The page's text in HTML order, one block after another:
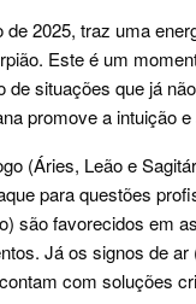
de 2025, traz uma
Este é um
de situações que já
promove a intuição
(Áries, Leão e
para questões
são favorecidos em
Já os signos de
com soluções